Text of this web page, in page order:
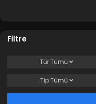
Filtre
TürTümü
TipTümü